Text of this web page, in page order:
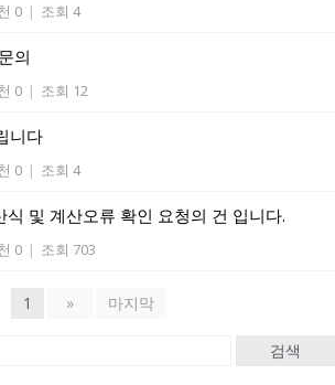
0 | 조회 4
의
0 | 조회 12
니다
0 | 조회 4
및 계산오류 확인 요청의 건 입니다.
0 | 조회 703
1 » 마지막
검색